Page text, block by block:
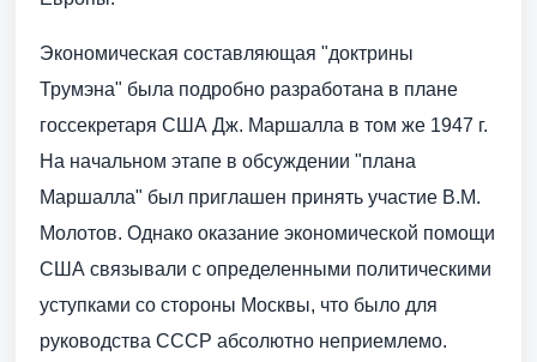
Экономическая составляющая "доктрины
Трумэна" была подробно разработана в плане
госсекретаря США Дж. Маршалла в том же 1947 г.
На начальном этапе в обсуждении "плана
Маршалла" был приглашен принять участие В.М.
Молотов. Однако оказание экономической помощи
США связывали с определенными политическими
уступками со стороны Москвы, что было для
руководства СССР абсолютно неприемлемо.